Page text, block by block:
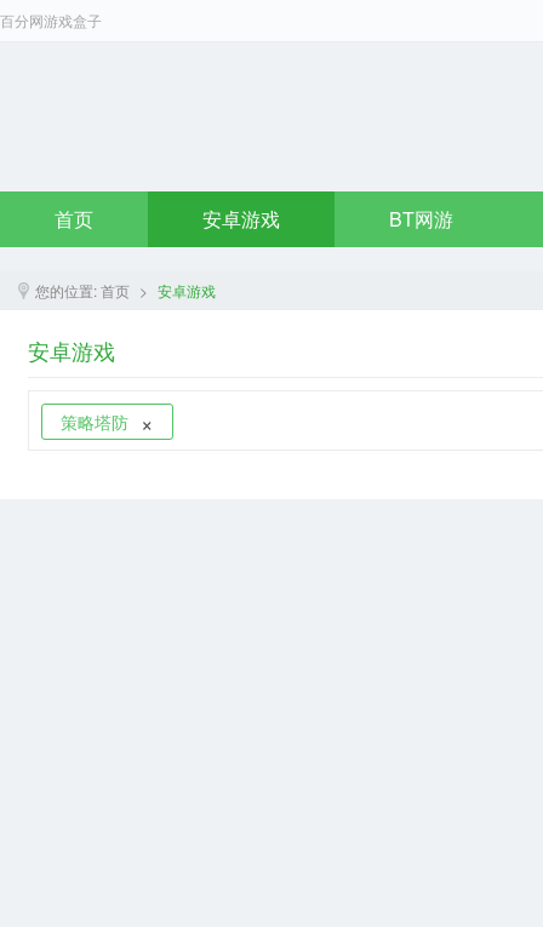
百分网游戏盒子
首页 安卓游戏 BT网游
您的位置:首页 > 安卓游戏
安卓游戏
策略塔防 ×